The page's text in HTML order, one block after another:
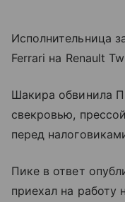
Исполнительница
Ferrari на Renault
Шакира обвинила
свекровью,
перед
Пике в ответ
приехал на работу